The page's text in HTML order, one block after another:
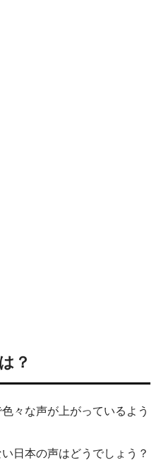
？
々な声が上がっているよう
日本の声はどうでしょう？